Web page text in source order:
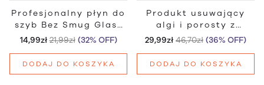
Profesjonalny płyn do
szyb Bez Smug Glass
Plus
14,99zł 21,99zł (32% OFF)
DODAJ DO KOSZYKA
Produkt usuwający
algi i porosty z
kamieni i elewacji
29,99zł 46,70zł (36% OFF)
DODAJ DO KOSZYKA